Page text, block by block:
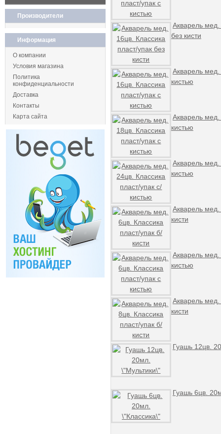
Производители
Информация
О компании
Условия магазина
Политика
конфиденциальности
Доставка
Контакты
Карта сайта
Акварель мед.
без кисти
Акварель мед.
кистью
Акварель мед.
кистью
Акварель мед.
кистью
Акварель мед.
кисти
Акварель мед.
кистью
Акварель мед.
кисти
Гуашь 12цв.
Гуашь 6цв.